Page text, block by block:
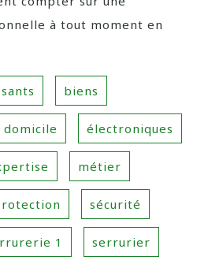
à tout moment en
biens
domicile électroniques
métier
sécurité
1 serrurier